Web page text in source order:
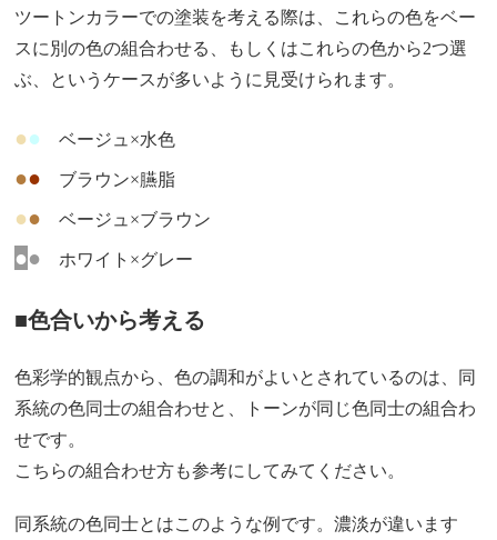
ツートンカラーでの塗装を考える際は、これらの色をベー
スに別の色の組合わせる、もしくはこれらの色から2つ選
ぶ、というケースが多いように見受けられます。
●● ベージュ×水色
●● ブラウン×臙脂
●● ベージュ×ブラウン
●● ホワイト×グレー
■色合いから考える
色彩学的観点から、色の調和がよいとされているのは、同
系統の色同士の組合わせと、トーンが同じ色同士の組合わ
せです。
こちらの組合わせ方も参考にしてみてください。
同系統の色同士とはこのような例です。濃淡が違います